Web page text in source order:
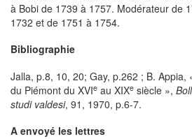
à Bobi de 1739 à 1757. Modérateur de
1732 et de 1751 à 1754.
Bibliographie
Jalla, p.8, 10, 20; Gay, p.262 ; B. Appia,
du Piémont du XVIe au XIXe siècle »,
studi valdesi, 91, 1970, p.6-7.
A envoyé les lettres